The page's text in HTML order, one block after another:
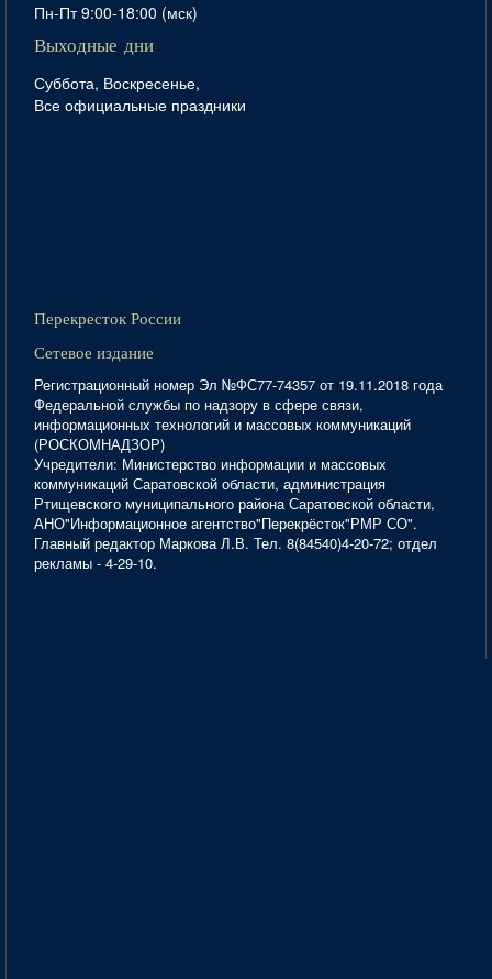
Пн-Пт 9:00-18:00 (мск)
Выходные дни
Суббота, Воскресенье,
Все официальные праздники
Перекресток России
Сетевое издание
Регистрационный номер Эл №ФС77-74357 от 19.11.2018 года
Федеральной службы по надзору в сфере связи,
информационных технологий и массовых коммуникаций
(РОСКОМНАДЗОР)
Учредители: Министерство информации и массовых
коммуникаций Саратовской области, администрация
Ртищевского муниципального района Саратовской области,
АНО"Информационное агентство"Перекрёсток"РМР СО".
Главный редактор Маркова Л.В. Тел. 8(84540)4-20-72; отдел
рекламы - 4-29-10.